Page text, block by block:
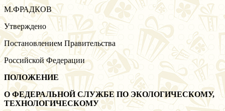
М.ФРАДКОВ
Утверждено
Постановлением Правительства
Российской Федерации
ПОЛОЖЕНИЕ
О ФЕДЕРАЛЬНОЙ СЛУЖБЕ ПО ЭКОЛОГИЧЕСКОМУ,
ТЕХНОЛОГИЧЕСКОМУ